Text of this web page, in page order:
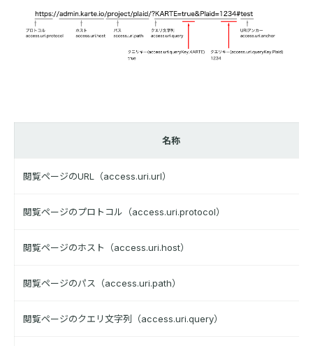
名称
閲覧ページのURL（access.uri.url）
閲覧ページのプロトコル（access.uri.protocol）
閲覧ページのホスト（access.uri.host）
閲覧ページのパス（access.uri.path）
閲覧ページのクエリ文字列（access.uri.query）